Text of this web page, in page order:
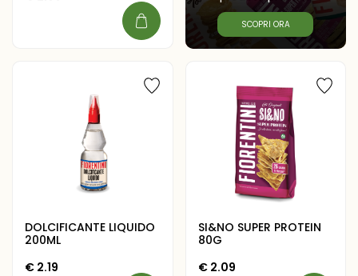
SCOPRI ORA
DOLCIFICANTE LIQUIDO
200ML
€ 2.19
SI&NO SUPER PROTEIN
80G
€2.09